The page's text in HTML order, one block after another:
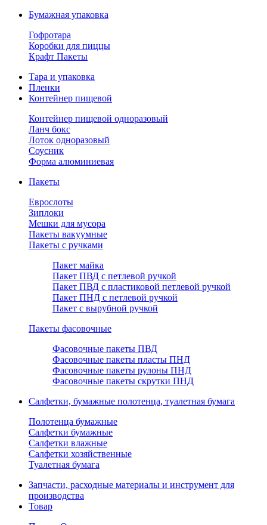
Бумажная упаковка
Гофротара
Коробки для пиццы
Крафт Пакеты
Тара и упаковка
Пленки
Контейнер пищевой
Контейнер пищевой одноразовый
Ланч бокс
Лоток одноразовый
Соусник
Форма алюминиевая
Пакеты
Еврослоты
Зиплоки
Мешки для мусора
Пакеты вакуумные
Пакеты с ручками
Пакет майка
Пакет ПВД с петлевой ручкой
Пакет ПВД с пластиковой петлевой ручкой
Пакет ПНД с петлевой ручкой
Пакет с вырубной ручкой
Пакеты фасовочные
Фасовочные пакеты ПВД
Фасовочные пакеты пласты ПНД
Фасовочные пакеты рулоны ПНД
Фасовочные пакеты скрутки ПНД
Салфетки, бумажные полотенца, туалетная бумага
Полотенца бумажные
Салфетки бумажные
Салфетки влажные
Салфетки хозяйственные
Туалетная бумага
Запчасти, расходные материалы и инструмент для
производства
Товар